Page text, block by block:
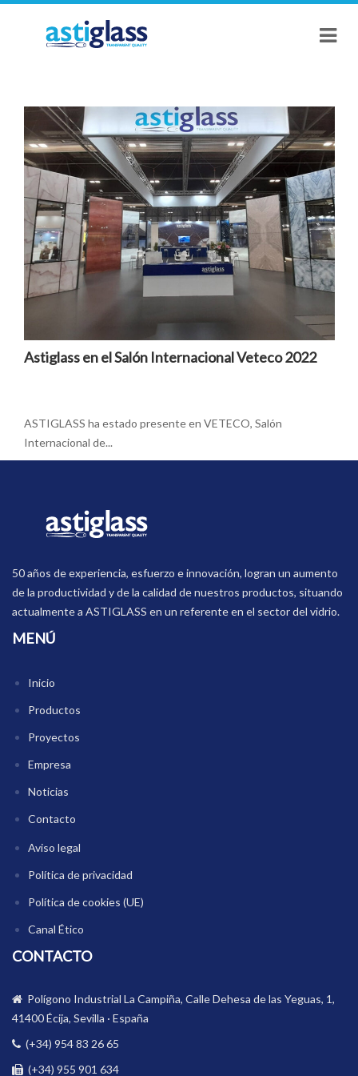
Astiglass en el Salón Internacional Veteco 2022
ASTIGLASS ha estado presente en VETECO, Salón
Internacional de...
50 años de experiencia, esfuerzo e innovación, logran un aumento
de la productividad y de la calidad de nuestros productos, situando
actualmente a ASTIGLASS en un referente en el sector del vidrio.
MENÚ
Inicio
Productos
Proyectos
Empresa
Noticias
Contacto
Aviso legal
Política de privacidad
Política de cookies (UE)
Canal Ético
CONTACTO
Polígono Industrial La Campiña, Calle Dehesa de las Yeguas, 1,
41400 Écija, Sevilla · España
(+34) 954 83 26 65
(+34) 955 901 634